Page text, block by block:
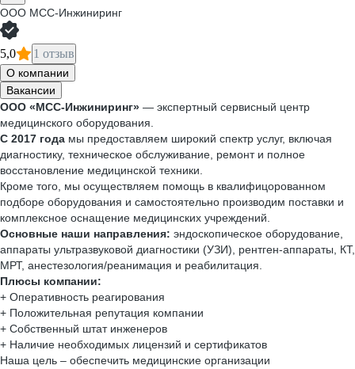
ООО МСС-Инжиниринг
5,0 1 отзыв
О компании
Вакансии
ООО «МСС-Инжиниринг» — экспертный сервисный центр
медицинского оборудования.
С 2017 года мы предоставляем широкий спектр услуг, включая
диагностику, техническое обслуживание, ремонт и полное
восстановление медицинской техники.
Кроме того, мы осуществляем помощь в квалифицорованном
подборе оборудования и самостоятельно производим поставки и
комплексное оснащение медицинских учреждений.
Основные наши направления: эндоскопическое оборудование,
аппараты ультразвуковой диагностики (УЗИ), рентген-аппараты, КТ,
МРТ, анестезология/реанимация и реабилитация.
Плюсы компании:
+ Оперативность реагирования
+ Положительная репутация компании
+ Собственный штат инженеров
+ Наличие необходимых лицензий и сертификатов
Наша цель – обеспечить медицинские организации